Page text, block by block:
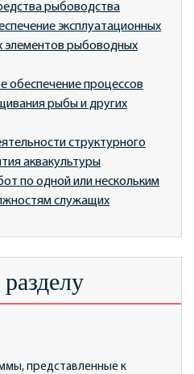
рыбоводства
эксплуатационных
элементов рыбоводных
обеспечение процессов
рыбы и других
структурного
аквакультуры
по одной или нескольким
служащих
представленные к